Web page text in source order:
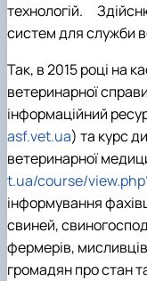
технологій.
систем для служби
Так, в 2015 році на
ветеринарної
інформаційний
asf.vet.ua) та курс
ветеринарної
t.ua/course/
інформування
свиней,
фермерів,
громадян про стан